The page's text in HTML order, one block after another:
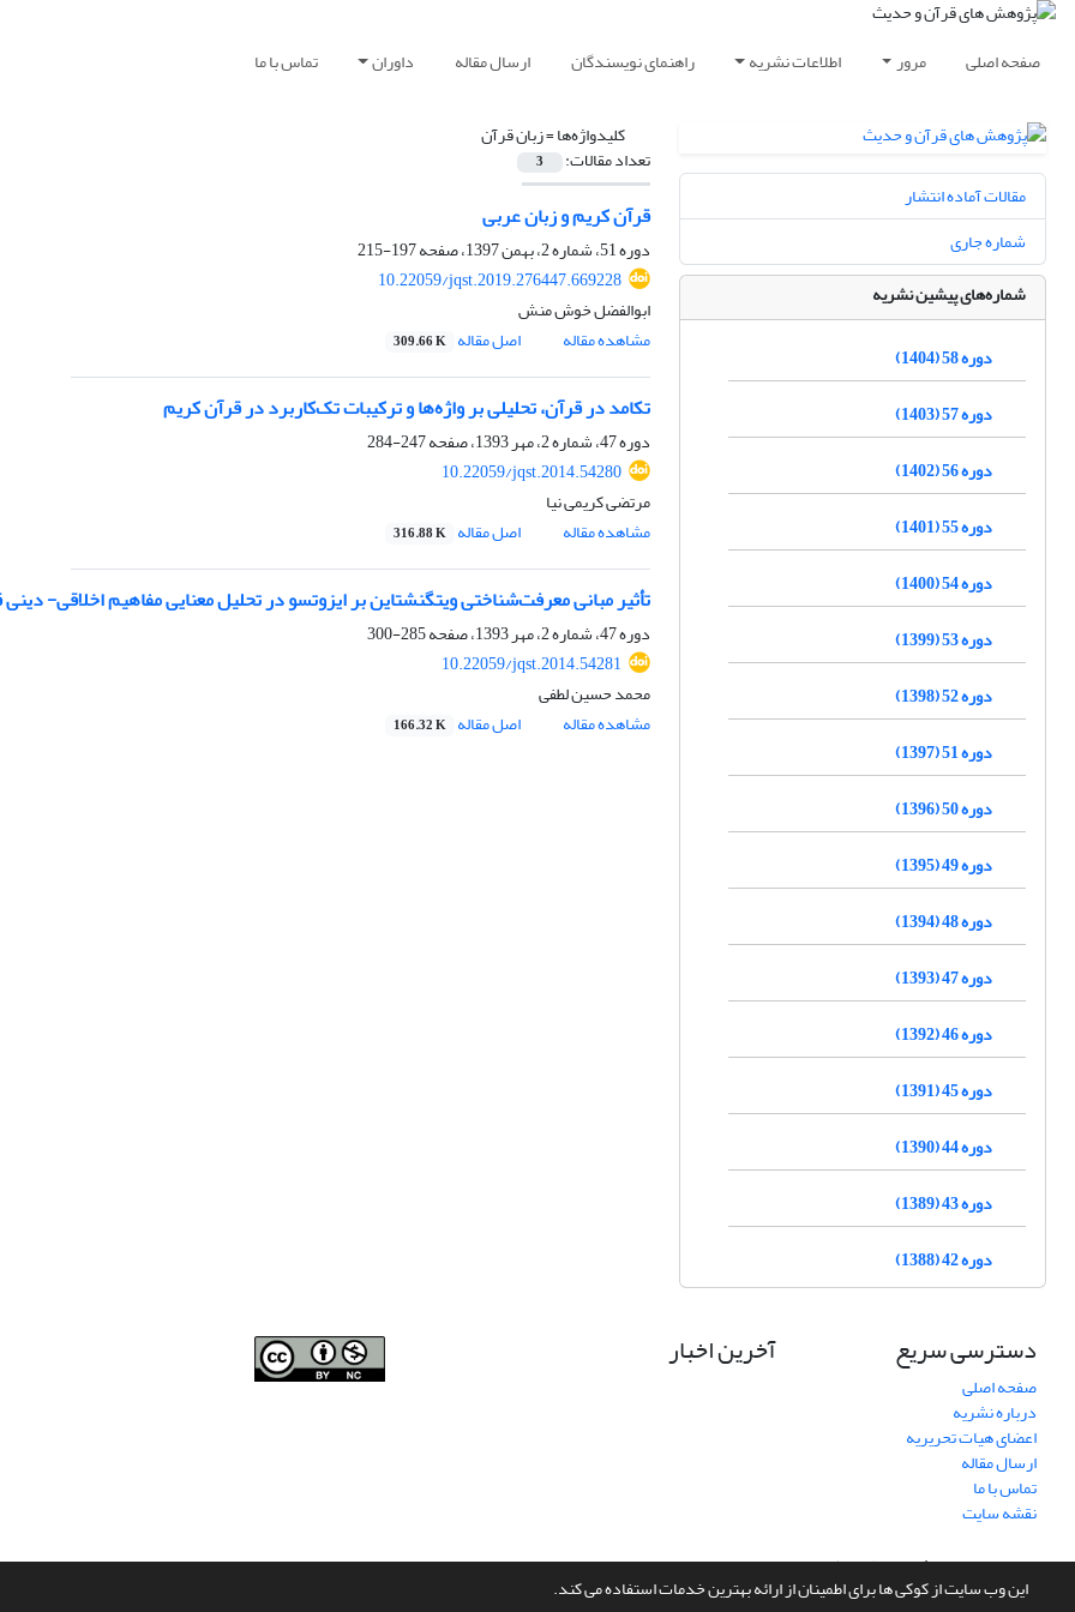
این وب سایت از کوکی ها برای اطمینان از ارائه بهترین خدمات استفاده می کند.
صفحه اصلی مرور اطلاعات نشریه راهنمای نویسندگان ارسال مقاله داوران تماس با ما
کلیدواژه‌ها =زبان قرآن
تعداد مقالات: 3
قرآن کریم و زبان عربی
دوره 51، شماره 2، بهمن 1397، صفحه
197-215
10.22059/jqst.2019.276447.669228
ابوالفضل خوش منش
مشاهده مقاله
اصل مقاله 309.66 K
تکامد در قرآن، تحلیلی بر واژه‌ها و ترکیبات تک‌کاربرد در قرآن کریم
دوره 47، شماره 2، مهر 1393، صفحه
247-284
10.22059/jqst.2014.54280
مرتضی کریمی نیا
مشاهده مقاله
اصل مقاله 316.88 K
تأثیر مبانی معرفت‌شناختی ویتگنشتاین بر ایزوتسو در تحلیل معنایی مفاهیم اخلاقی-
دوره 47، شماره 2، مهر 1393، صفحه
285-300
10.22059/jqst.2014.54281
محمد حسین لطفی
مشاهده مقاله
اصل مقاله 166.32 K
مقالات آماده انتشار
شماره جاری
شماره‌های پیشین نشریه
دوره 58 (1404)
دوره 57 (1403)
دوره 56 (1402)
دوره 55 (1401)
دوره 54 (1400)
دوره 53 (1399)
دوره 52 (1398)
دوره 51 (1397)
دوره 50 (1396)
دوره 49 (1395)
دوره 48 (1394)
دوره 47 (1393)
دوره 46 (1392)
دوره 45 (1391)
دوره 44 (1390)
دوره 43 (1389)
دوره 42 (1388)
دسترسی سریع
صفحه اصلی
درباره نشریه
اعضای هیات تحریریه
ارسال مقاله
تماس با ما
نقشه سایت
آخرین اخبار
سامانه مدیریت نشریات علمی.طراحی و پیاده سازی ازسیناوب